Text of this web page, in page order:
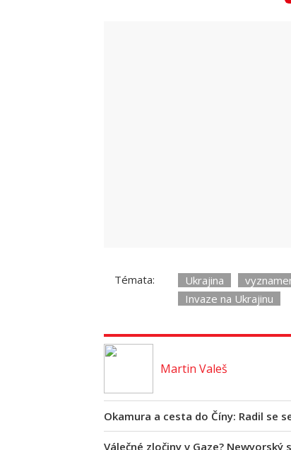
Vohralíkovou?
Zdroj: Nikola Forejtová
Témata: Ukrajina
Invaze na Ukrajinu
Martin Valeš
Okamura a cesta do Číny: Radil se
Válečné zločiny v Gaze?